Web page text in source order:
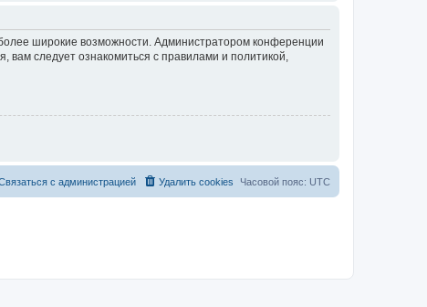
широкие возможности. Администратором конференции
вам следует ознакомиться с правилами и политикой,
Часовой пояс: UTC
Удалить cookies
с администрацией